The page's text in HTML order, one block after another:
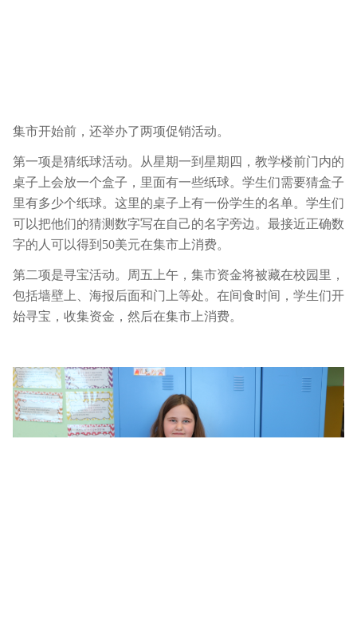
集市开始前，还举办了两项促销活动。
第一项是猜纸球活动。从星期一到星期四，教学楼前门内的
桌子上会放一个盒子，里面有一些纸球。学生们需要猜盒子
里有多少个纸球。这里的桌子上有一份学生的名单。学生们
可以把他们的猜测数字写在自己的名字旁边。最接近正确数
字的人可以得到50美元在集市上消费。
第二项是寻宝活动。周五上午，集市资金将被藏在校园里，
包括墙壁上、海报后面和门上等处。在间食时间，学生们开
始寻宝，收集资金，然后在集市上消费。